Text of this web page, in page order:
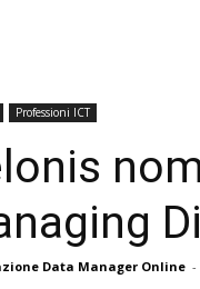
Professioni ICT
Data Manager Online -